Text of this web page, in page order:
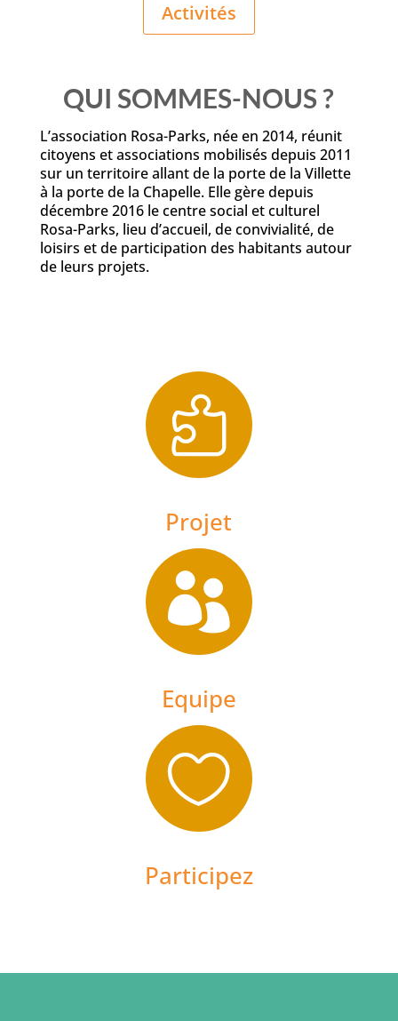
Activités
QUI SOMMES-NOUS ?
L’association Rosa-Parks, née en 2014, réunit
citoyens et associations mobilisés depuis 2011
sur un territoire allant de la porte de la Villette
à la porte de la Chapelle. Elle gère depuis
décembre 2016 le centre social et culturel
Rosa-Parks, lieu d’accueil, de convivialité, de
loisirs et de participation des habitants autour
de leurs projets.

Projet

Equipe

Participez